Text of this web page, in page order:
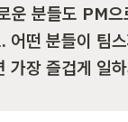
운 분들도 PM
어떤 분들이 팀
가장 즐겁게 일